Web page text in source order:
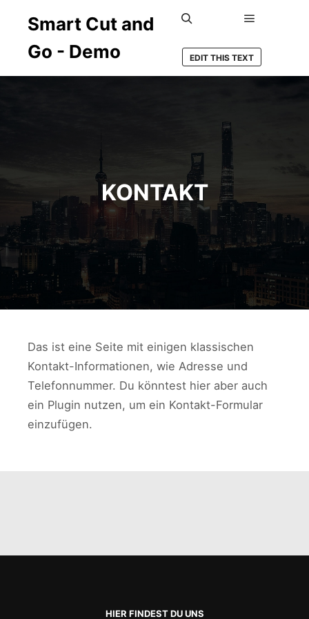
Smart Cut and
Go - Demo
EDIT THIS TEXT
KONTAKT
Das ist eine Seite mit einigen klassischen
Kontakt-Informationen, wie Adresse und
Telefonnummer. Du könntest hier aber auch
ein Plugin nutzen, um ein Kontakt-Formular
einzufügen.
HIER FINDEST DU UNS